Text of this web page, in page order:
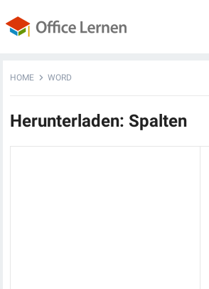
HOME WORD
Herunterladen: Spalten